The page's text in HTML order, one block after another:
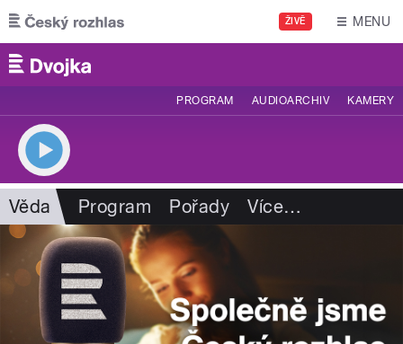
Přejít k hlavnímu obsahu
ŽIVĚ MENU
PROGRAM AUDIOARCHIV KAMERY
Věda Program Pořady Více…